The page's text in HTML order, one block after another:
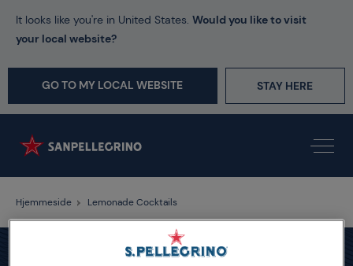
It looks like you're in United States. Would you like to visit
your local website?
GO TO MY LOCAL WEBSITE STAY HERE
Hjemmeside Lemonade Cocktails